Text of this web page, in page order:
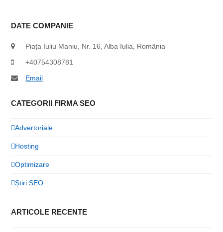
DATE COMPANIE
Piața Iuliu Maniu, Nr. 16, Alba Iulia, România
+40754308781
Email
CATEGORII FIRMA SEO
Advertoriale
Hosting
Optimizare
Știri SEO
ARTICOLE RECENTE